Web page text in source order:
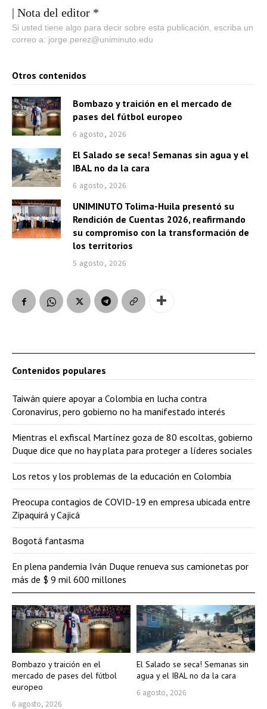
| Nota del editor *
Si usted tiene algo para decir sobre esta publicación, escriba un
correo a: jorge.perez@uniminuto.edu
Otros contenidos
Bombazo y traición en el mercado de
pases del fútbol europeo
6 agosto, 2026
El Salado se seca! Semanas sin agua y el
IBAL no da la cara
6 agosto, 2026
UNIMINUTO Tolima-Huila presentó su
Rendición de Cuentas 2026, reafirmando
su compromiso con la transformación de
los territorios
5 agosto, 2026
Bombazo y traición en el
mercado de pases del fútbol
europeo
6 agosto, 2026
El Salado se seca! Semanas sin
agua y el IBAL no da la cara
6 agosto, 2026
Contenidos populares
Taiwán quiere apoyar a Colombia en lucha contra
Coronavirus, pero gobierno no ha manifestado interés
Mientras el exfiscal Martínez goza de 80 escoltas, gobierno
Duque dice que no hay plata para proteger a líderes sociales
Los retos y los problemas de la educación en Colombia
Preocupa contagios de COVID-19 en empresa ubicada entre
Zipaquirá y Cajicá
Bogotá fantasma
En plena pandemia Iván Duque renueva sus camionetas por
más de $ 9 mil 600 millones